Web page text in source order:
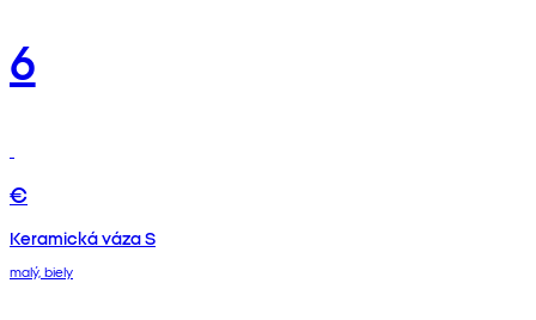
6
€
Keramická váza S
malý, biely